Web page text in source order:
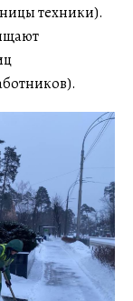
техники).